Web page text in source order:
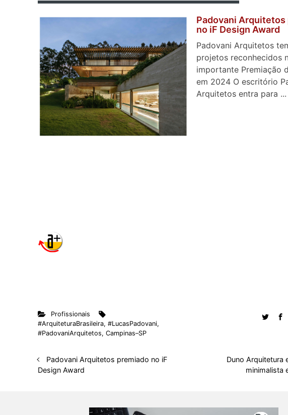
Padovani Arquitetos
no iF Design Award
Padovani Arquitetos
projetos reconhecidos
importante Premiação
em 2024 O escritório
Arquitetos entra para ...
Profissionais
#ArquiteturaBrasileira, #LucasPadovani,
#PadovaniArquitetos, Campinas–SP
Padovani Arquitetos premiado no iF
Design Award
Duno Arquitetura
minimalista